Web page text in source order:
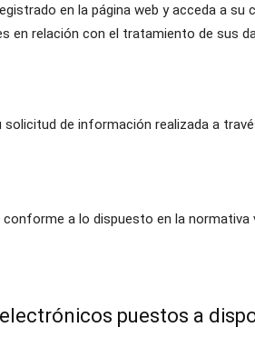
en la página web y acceda a
en relación con el tratamiento de sus
de información realizada a
a lo dispuesto en la
puestos a